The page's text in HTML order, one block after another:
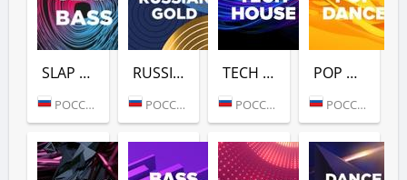
SLAP BASS (DFM)
РОССИЯ (МОСКВА)
RUSSIAN GOLD (DFM)
РОССИЯ (МОСКВА)
TECH HOUSE (DFM)
РОССИЯ (МОСКВА)
POP DANCE (DFM)
РОССИЯ (МОСКВА)